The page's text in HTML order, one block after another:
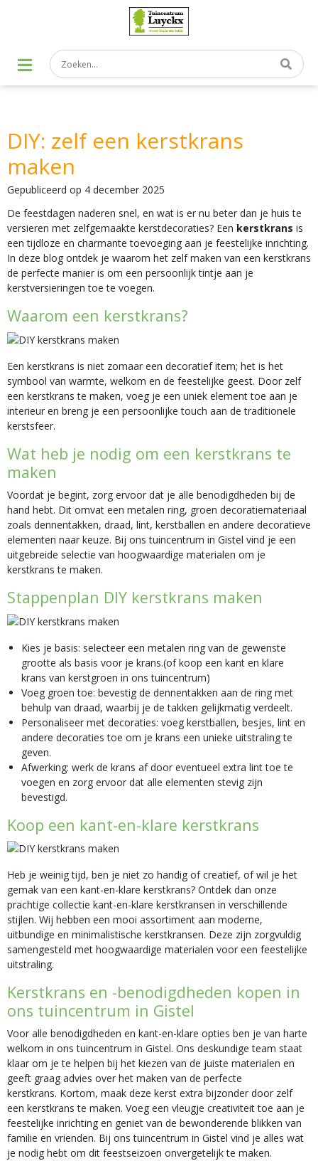
DIY: zelf een kerstkrans
maken
Gepubliceerd op 4 december 2025
De feestdagen naderen snel, en wat is er nu beter dan je huis te
versieren met zelfgemaakte kerstdecoraties? Een kerstkrans is
een tijdloze en charmante toevoeging aan je feestelijke inrichting.
In deze blog ontdek je waarom het zelf maken van een kerstkrans
de perfecte manier is om een persoonlijk tintje aan je
kerstversieringen toe te voegen.
Waarom een kerstkrans?
Een kerstkrans is niet zomaar een decoratief item; het is het
symbool van warmte, welkom en de feestelijke geest. Door zelf
een kerstkrans te maken, voeg je een uniek element toe aan je
interieur en breng je een persoonlijke touch aan de traditionele
kerstsfeer.
Wat heb je nodig om een kerstkrans te
maken
Voordat je begint, zorg ervoor dat je alle benodigdheden bij de
hand hebt. Dit omvat een metalen ring, groen decoratiemateriaal
zoals dennentakken, draad, lint, kerstballen en andere decoratieve
elementen naar keuze. Bij ons tuincentrum in Gistel vind je een
uitgebreide selectie van hoogwaardige materialen om je
kerstkrans te maken.
Stappenplan DIY kerstkrans maken
Kies je basis: selecteer een metalen ring van de gewenste
grootte als basis voor je krans.(of koop een kant en klare
krans van kerstgroen in ons tuincentrum)
Voeg groen toe: bevestig de dennentakken aan de ring met
behulp van draad, waarbij je de takken gelijkmatig verdeelt.
Personaliseer met decoraties: voeg kerstballen, besjes, lint en
andere decoraties toe om je krans een unieke uitstraling te
geven.
Afwerking: werk de krans af door eventueel extra lint toe te
voegen en zorg ervoor dat alle elementen stevig zijn
bevestigd.
Koop een kant-en-klare kerstkrans
Heb je weinig tijd, ben je niet zo handig of creatief, of wil je het
gemak van een kant-en-klare kerstkrans? Ontdek dan onze
prachtige collectie kant-en-klare kerstkransen in verschillende
stijlen. Wij hebben een mooi assortiment aan moderne,
uitbundige en minimalistische kerstkransen. Deze zijn zorgvuldig
samengesteld met hoogwaardige materialen voor een feestelijke
uitstraling.
Kerstkrans en -benodigdheden kopen in
ons tuincentrum in Gistel
Voor alle benodigdheden en kant-en-klare opties ben je van harte
welkom in ons tuincentrum in Gistel. Ons deskundige team staat
klaar om je te helpen bij het kiezen van de juiste materialen en
geeft graag advies over het maken van de perfecte
kerstkrans. Kortom, maak deze kerst extra bijzonder door zelf
een kerstkrans te maken. Voeg een vleugje creativiteit toe aan je
feestelijke inrichting en geniet van de bewonderende blikken van
familie en vrienden. Bij ons tuincentrum in Gistel vind je alles wat
je nodig hebt om dit feestseizoen onvergetelijk te maken.